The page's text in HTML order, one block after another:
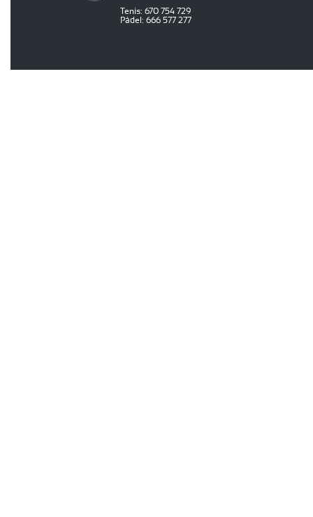
Tenis: 670 754 729
Pádel: 666 577 277